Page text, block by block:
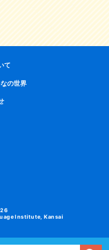
て
の世界
Institute, Kansai